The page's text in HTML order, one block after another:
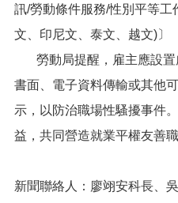
應
頁
網
站
訊/勞動條件服務/性別平等
文、印尼文、泰文、越文)〕
勞動局提醒，雇主應設置
書面、電子資料傳輸或其他
示，以防治職場性騷擾事件
益，共同營造就業平權友善職
新聞聯絡人：廖翊安科長、